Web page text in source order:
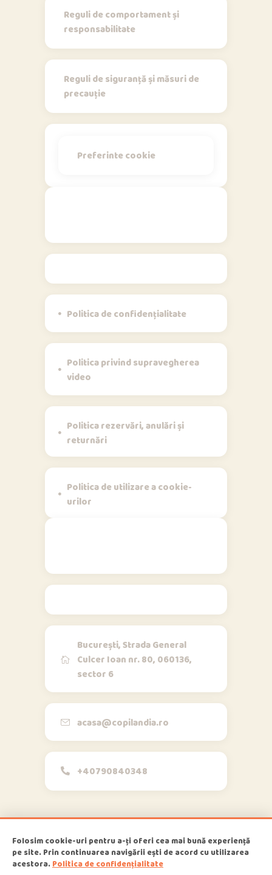
Reguli de comportament și
responsabilitate
Reguli de siguranță și măsuri de
precauție
Preferinte cookie
Politica de confidențialitate
Politica privind supravegherea
video
Politica rezervări, anulări și
returnări
Politica de utilizare a cookie-
urilor
București, Strada General
Culcer Ioan nr. 80, 060136,
sector 6
acasa@copilandia.ro
+40790840348
© 2026Copilandia, All Rights
Folosim cookie-uri pentru a-ți oferi cea mai bună experiență
pe site. Prin continuarea navigării ești de acord cu utilizarea
acestora. Politica de confidențialitate
Bună!